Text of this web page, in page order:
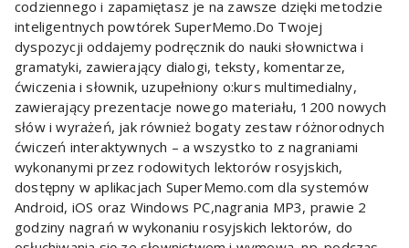
codziennego i zapamiętasz je na zawsze dzięki metodzie
inteligentnych powtórek SuperMemo.Do Twojej
dyspozycji oddajemy podręcznik do nauki słownictwa i
gramatyki, zawierający dialogi, teksty, komentarze,
ćwiczenia i słownik, uzupełniony o:kurs multimedialny,
zawierający prezentacje nowego materiału, 1200 nowych
słów i wyrażeń, jak również bogaty zestaw różnorodnych
ćwiczeń interaktywnych – a wszystko to z nagraniami
wykonanymi przez rodowitych lektorów rosyjskich,
dostępny w aplikacjach SuperMemo.com dla systemów
Android, iOS oraz Windows PC,nagrania MP3, prawie 2
godziny nagrań w wykonaniu rosyjskich lektorów, do